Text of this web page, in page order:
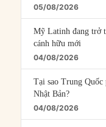
05/08/2026
Mỹ Latinh đang trở
cánh hữu mới
04/08/2026
Tại sao Trung
Nhật Bản?
04/08/2026